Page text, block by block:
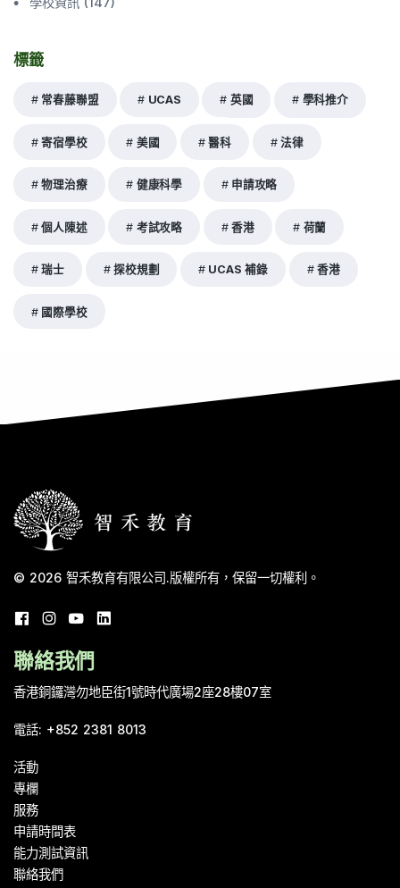
標籤
常春藤聯盟 UCAS 英國 學科推介
寄宿學校 美國 醫科 法律
物理治療 健康科學 申請攻略
個人陳述 考試攻略 香港 荷蘭
瑞士 探校規劃 UCAS 補錄 香港
國際學校
© 2026 智禾教育有限公司.版權所有，保留一切權利。
聯絡我們
香港銅鑼灣勿地臣街1號時代廣場2座28樓07室
電話: +852 2381 8013
活動
專欄
服務
申請時間表
能力測試資訊
聯絡我們